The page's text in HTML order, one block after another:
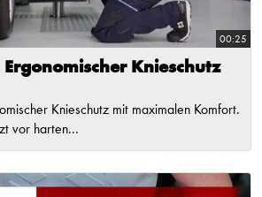
00:25
Ergonomischer Knieschutz
Knieschutz mit maximalen Komfort.
vor harten...